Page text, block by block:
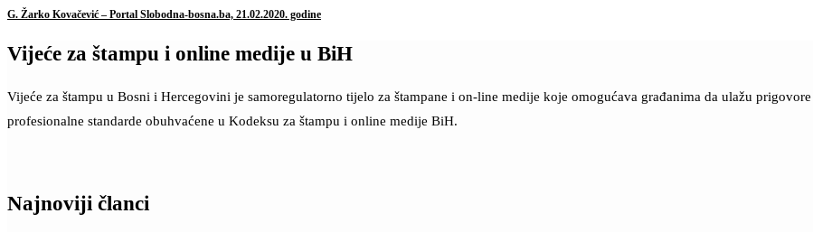
G. Žarko Kovačević – Portal Slobodna-bosna.ba, 21.02.2020. godine
Vijeće za štampu i online medije u BiH
Vijeće za štampu u Bosni i Hercegovini je samoregulatorno tijelo za štampane i on-line medije koje omogućava građanima da ulažu
profesionalne standarde obuhvaćene u Kodeksu za štampu i online medije BiH.
Najnoviji članci